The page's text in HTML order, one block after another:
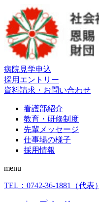
病院見学申込
採用エントリー
資料請求・お問い合わせ
看護部紹介
教育・研修制度
先輩メッセージ
仕事場の様子
採用情報
menu
TEL： 0742-36-1881 （代表）